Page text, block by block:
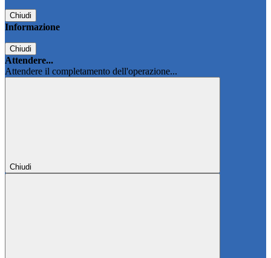
Chiudi
Informazione
Chiudi
Attendere...
Attendere il completamento dell'operazione...
Chiudi